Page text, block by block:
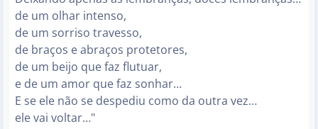
de um olhar intenso,
de um sorriso travesso,
de braços e abraços protetores,
de um beijo que faz flutuar,
e de um amor que faz sonhar…
E se ele não se despediu como da outra vez…
ele vai voltar…"